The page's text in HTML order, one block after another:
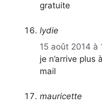
gratuite
lydie
15 août 2014 à
je n’arrive plus
mail
mauricette